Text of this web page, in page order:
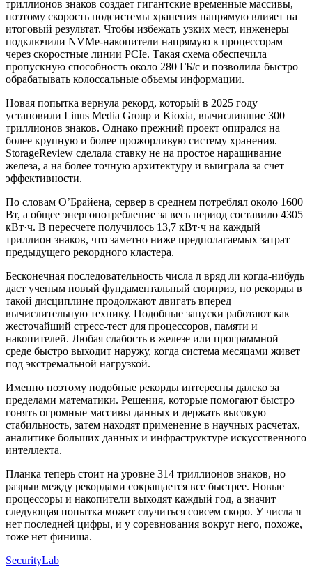
триллионов знаков создает гигантские временные массивы,
поэтому скорость подсистемы хранения напрямую влияет на
итоговый результат. Чтобы избежать узких мест, инженеры
подключили NVMe-накопители напрямую к процессорам
через скоростные линии PCIe. Такая схема обеспечила
пропускную способность около 280 ГБ/с и позволила быстро
обрабатывать колоссальные объемы информации.
Новая попытка вернула рекорд, который в 2025 году
установили Linus Media Group и Kioxia, вычислившие 300
триллионов знаков. Однако прежний проект опирался на
более крупную и более прожорливую систему хранения.
StorageReview сделала ставку не на простое наращивание
железа, а на более точную архитектуру и выиграла за счет
эффективности.
По словам О’Брайена, сервер в среднем потреблял около 1600
Вт, а общее энергопотребление за весь период составило 4305
кВт·ч. В пересчете получилось 13,7 кВт·ч на каждый
триллион знаков, что заметно ниже предполагаемых затрат
предыдущего рекордного кластера.
Бесконечная последовательность числа π вряд ли когда-нибудь
даст ученым новый фундаментальный сюрприз, но рекорды в
такой дисциплине продолжают двигать вперед
вычислительную технику. Подобные запуски работают как
жесточайший стресс-тест для процессоров, памяти и
накопителей. Любая слабость в железе или программной
среде быстро выходит наружу, когда система месяцами живет
под экстремальной нагрузкой.
Именно поэтому подобные рекорды интересны далеко за
пределами математики. Решения, которые помогают быстро
гонять огромные массивы данных и держать высокую
стабильность, затем находят применение в научных расчетах,
аналитике больших данных и инфраструктуре искусственного
интеллекта.
Планка теперь стоит на уровне 314 триллионов знаков, но
разрыв между рекордами сокращается все быстрее. Новые
процессоры и накопители выходят каждый год, а значит
следующая попытка может случиться совсем скоро. У числа π
нет последней цифры, и у соревнования вокруг него, похоже,
тоже нет финиша.
SecurityLab